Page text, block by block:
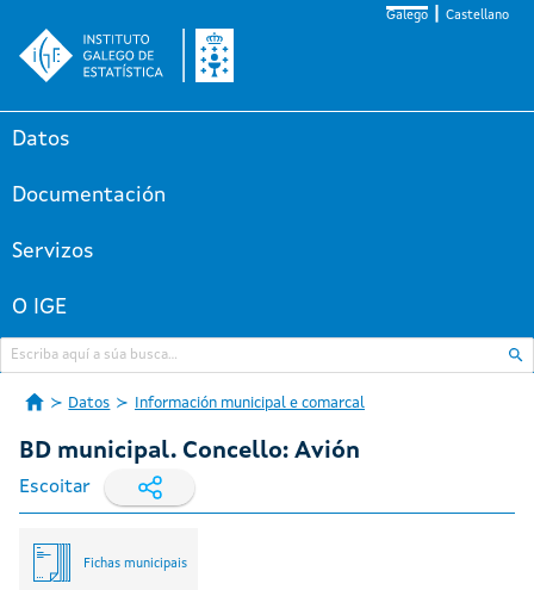
Galego Castellano
Datos
Documentación
Servizos
O IGE
Datos Información municipal e comarcal
BD municipal. Concello: Avión
Escoitar
Fichas municipais